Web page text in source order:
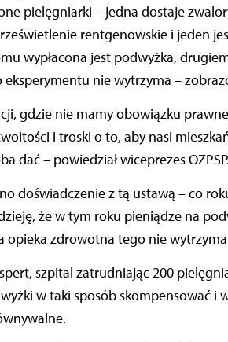
pielęgniarki – jedna dostaje
rentgenowskie i jeden
wypłacona jest podwyżka,
eksperymentu nie wytrzyma –
gdzie nie mamy obowiązku
i troski o to, aby nasi
dać – powiedział wiceprezes OZPSP.
doświadczenie z tą ustawą – co
że w tym roku pieniądze na
opieka zdrowotna tego nie
szpital zatrudniając 200
w taki sposób skompensować i